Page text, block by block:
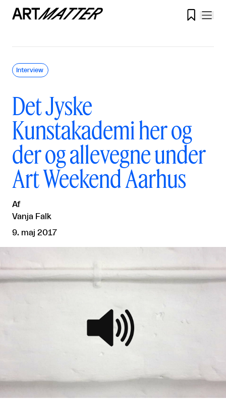

Det Jyske
Kunstakademi her og
der og allevegne under
Art Weekend Aarhus
Af
Vanja Falk
9. maj 2017
Interview